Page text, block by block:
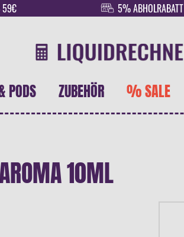
59€ 5% ABHOLRABATT
PODS ZUBEHÖR % SALE
10ML